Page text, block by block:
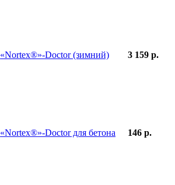
«Nortex®»-Doctor (зимний) 3 159 р.
«Nortex®»-Doctor для бетона 146 р.